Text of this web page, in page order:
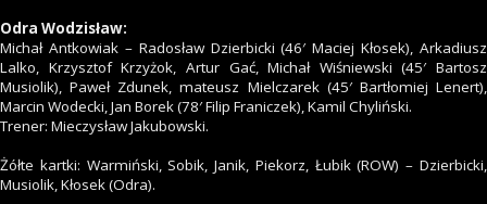
Odra Wodzisław:
Michał Antkowiak – Radosław Dzierbicki (46′ Maciej Kłosek), Arkadiusz
Lalko, Krzysztof Krzyżok, Artur Gać, Michał Wiśniewski (45′ Bartosz
Musiolik), Paweł Zdunek, mateusz Mielczarek (45′ Bartłomiej Lenert),
Marcin Wodecki, Jan Borek (78′ Filip Franiczek), Kamil Chyliński.
Trener: Mieczysław Jakubowski.
Żółte kartki: Warmiński, Sobik, Janik, Piekorz, Łubik (ROW) – Dzierbicki,
Musiolik, Kłosek (Odra).